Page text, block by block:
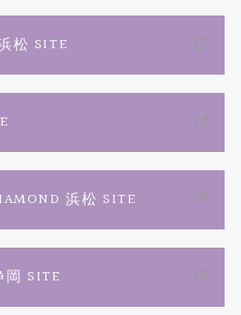
松 SITE
浜松 SITE
岡 SITE